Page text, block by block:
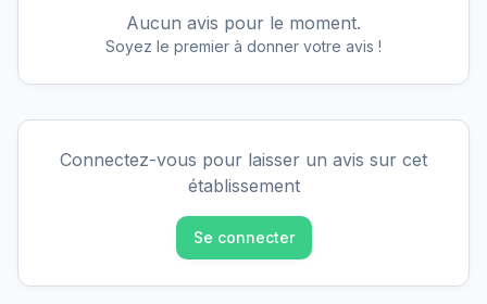
Aucun avis pour le moment.
Soyez le premier à donner votre avis !
Connectez-vous pour laisser un avis sur cet
établissement
Se connecter